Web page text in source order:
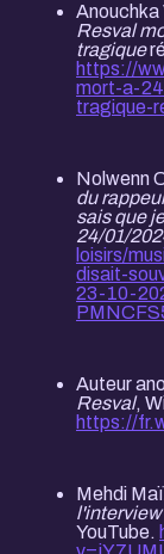
Anouchka
Resval
tragique
https://
mort-a-
tragique-
Nolwenn
du
sais que
24/01/
loisirs/
disait-
23-10-
Auteur
Resval,
https://
Mehdi
l'interview
YouTube.